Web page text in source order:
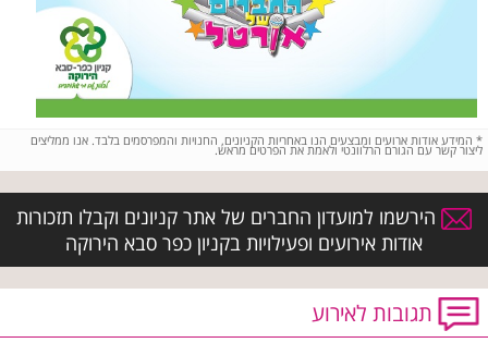
* המידע אודות ארועים ומבצעים הנו באחריות הקניונים, החנויות והמפרסמים בלבד. אנו ממליצים
ליצור קשר עם הגורם הרלוונטי ולאמת את הפרטים מראש.
הירשמו למועדון החברים של אתר קניונים וקבלו תזכורות
אודות אירועים ופעילויות בקניון כפר סבא הירוקה
תגובות לאירוע